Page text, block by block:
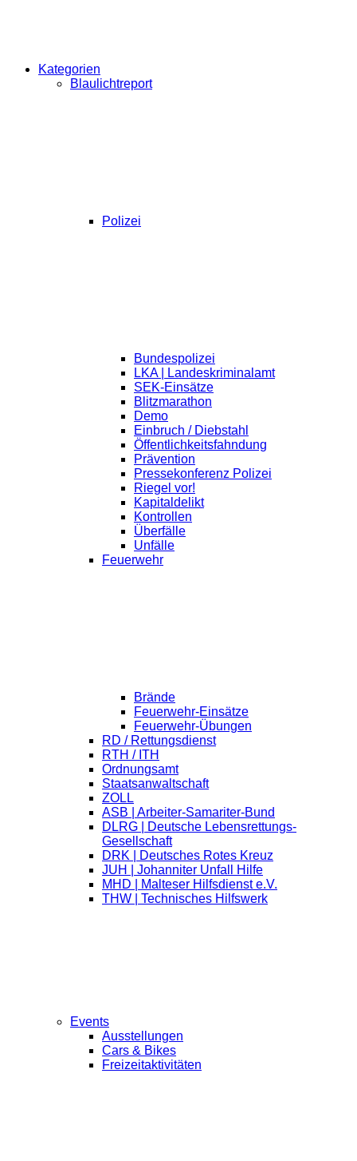
Kategorien
Blaulichtreport
Polizei
Bundespolizei
LKA | Landeskriminalamt
SEK-Einsätze
Blitzmarathon
Demo
Einbruch / Diebstahl
Öffentlichkeitsfahndung
Prävention
Pressekonferenz Polizei
Riegel vor!
Kapitaldelikt
Kontrollen
Überfälle
Unfälle
Feuerwehr
Brände
Feuerwehr-Einsätze
Feuerwehr-Übungen
RD / Rettungsdienst
RTH / ITH
Ordnungsamt
Staatsanwaltschaft
ZOLL
ASB | Arbeiter-Samariter-Bund
DLRG | Deutsche Lebensrettungs-
Gesellschaft
DRK | Deutsches Rotes Kreuz
JUH | Johanniter Unfall Hilfe
MHD | Malteser Hilfsdienst e.V.
THW | Technisches Hilfswerk
Events
Ausstellungen
Cars & Bikes
Freizeitaktivitäten